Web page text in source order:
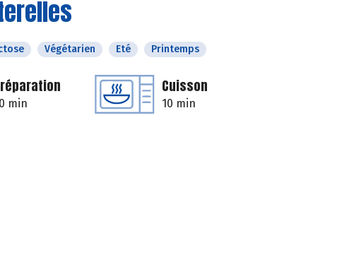
Végétarien Eté Printemps
min
Cuisson
10 min